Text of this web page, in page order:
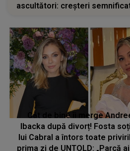
ascultători: creșteri
Cât de bine îi merge
Ibacka după divorț! Fosta
lui Cabral a întors toate
prima zi de UNTOLD: „Parcă